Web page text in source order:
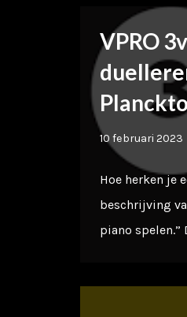
VPRO
10 februari 2023
Hoe herken je
beschrijving
piano spelen.”